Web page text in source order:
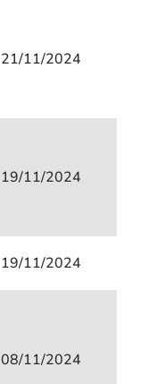
21/11/2024
19/11/2024
19/11/2024
08/11/2024